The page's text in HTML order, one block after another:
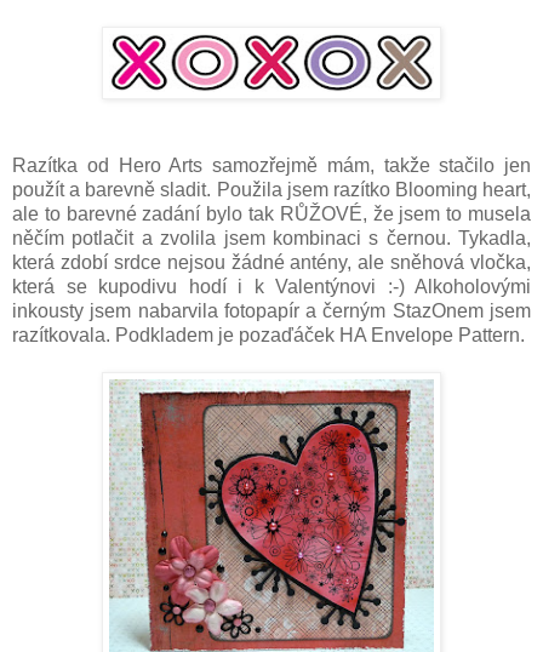
Razítka od Hero Arts samozřejmě mám, takže stačilo jen
použít a barevně sladit. Použila jsem razítko Blooming heart,
ale to barevné zadání bylo tak RŮŽOVÉ, že jsem to musela
něčím potlačit a zvolila jsem kombinaci s černou. Tykadla,
která zdobí srdce nejsou žádné antény, ale sněhová vločka,
která se kupodivu hodí i k Valentýnovi :-) Alkoholovými
inkousty jsem nabarvila fotopapír a černým StazOnem jsem
razítkovala. Podkladem je pozaďáček HA Envelope Pattern.